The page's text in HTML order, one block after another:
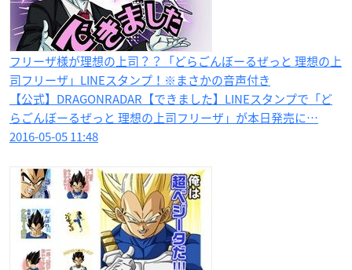
フリーザ様が理想の上司？？「どらごんぼーるぜっと 理想の上
司フリーザ」LINEスタンプ！※まさかの音声付き
【公式】DRAGONRADAR【できました】LINEスタンプで「ど
らごんぼーるぜっと 理想の上司フリーザ」が本日発売に…
2016-05-05 11:48